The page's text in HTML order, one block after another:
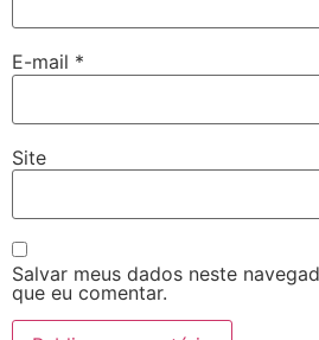
E-mail *
Site
Salvar meus dados neste
que eu comentar.